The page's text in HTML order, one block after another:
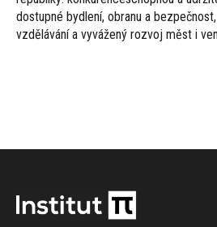
dostupné bydlení, obranu a
vzdělávání a vyvážený rozvoj měst i